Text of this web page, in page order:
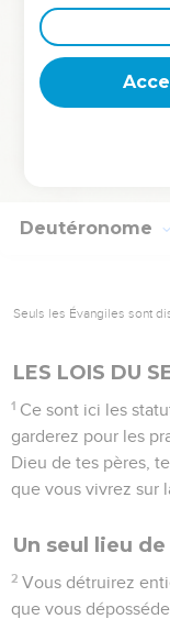
le pays des
de Guilgal, à côté
Car vous allez
posséder le pays
Deutéronome
Seuls les Évangiles sont
LES LOIS DU
1 Ce sont ici les
garderez pour les
Dieu de tes pères,
que vous vivrez sur
Un seul lieu
2 Vous détruirez
que vous